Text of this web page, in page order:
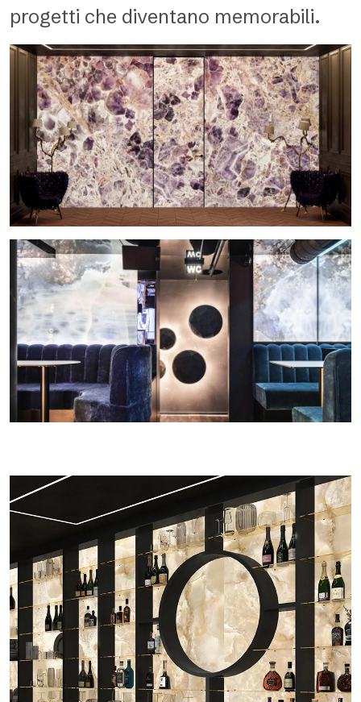
progetti che diventano memorabili.